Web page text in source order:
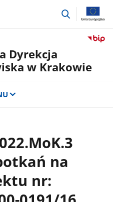
przejdź
Dyrekcja
w Krakowie
na
nr: